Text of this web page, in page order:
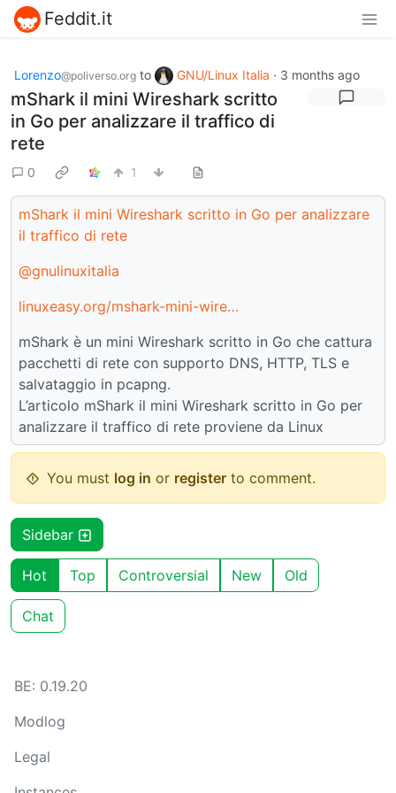
Feddit.it
Lorenzo@poliverso.org to GNU/Linux Italia · 3 months ago
mShark il mini Wireshark scritto
in Go per analizzare il traffico di
rete
0 1
mShark il mini Wireshark scritto in Go per analizzare
il traffico di rete
@gnulinuxitalia
linuxeasy.org/mshark-mini-wire…
mShark è un mini Wireshark scritto in Go che cattura
pacchetti di rete con supporto DNS, HTTP, TLS e
salvataggio in pcapng.
L’articolo mShark il mini Wireshark scritto in Go per
analizzare il traffico di rete proviene da Linux
You must log in or register to comment.
Sidebar
Hot Top Controversial New Old
Chat
BE: 0.19.20
Modlog
Legal